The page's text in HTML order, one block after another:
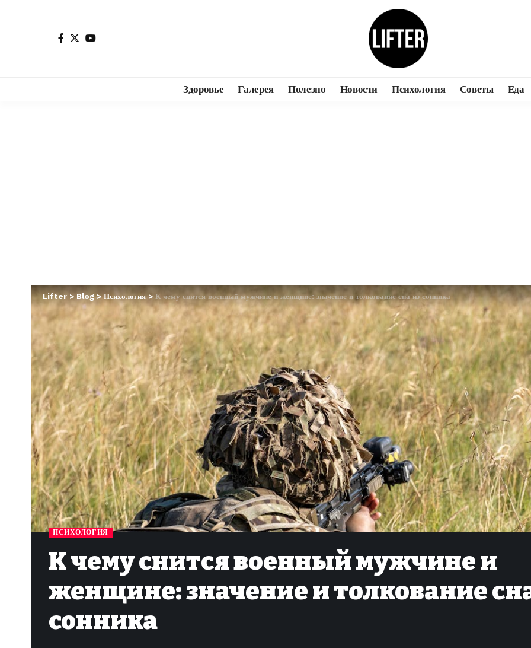
Здоровье Галерея Полезно Новости Психология Советы Еда
Lifter >Blog>Психология> К чему снится военный мужчине и женщине: значение и толкование сна из сонника
ПСИХОЛОГИЯ
К чему снится военный мужчине и
женщине: значение и толкование
сонника